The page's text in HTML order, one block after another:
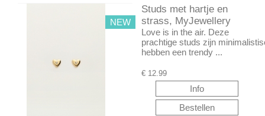
NEW
Studs met hartje en
strass, MyJewellery
Love is in the air. Deze
prachtige studs zijn
hebben een trendy ...
€ 12.99